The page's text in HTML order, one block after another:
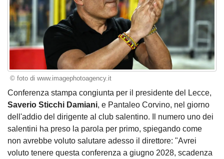
© foto di www.imagephotoagency.it
Conferenza stampa congiunta per il presidente del Lecce,
Saverio Sticchi Damiani, e Pantaleo Corvino, nel giorno
dell'addio del dirigente al club salentino. Il numero uno dei
salentini ha preso la parola per primo, spiegando come
non avrebbe voluto salutare adesso il direttore: "Avrei
voluto tenere questa conferenza a giugno 2028, scadenza